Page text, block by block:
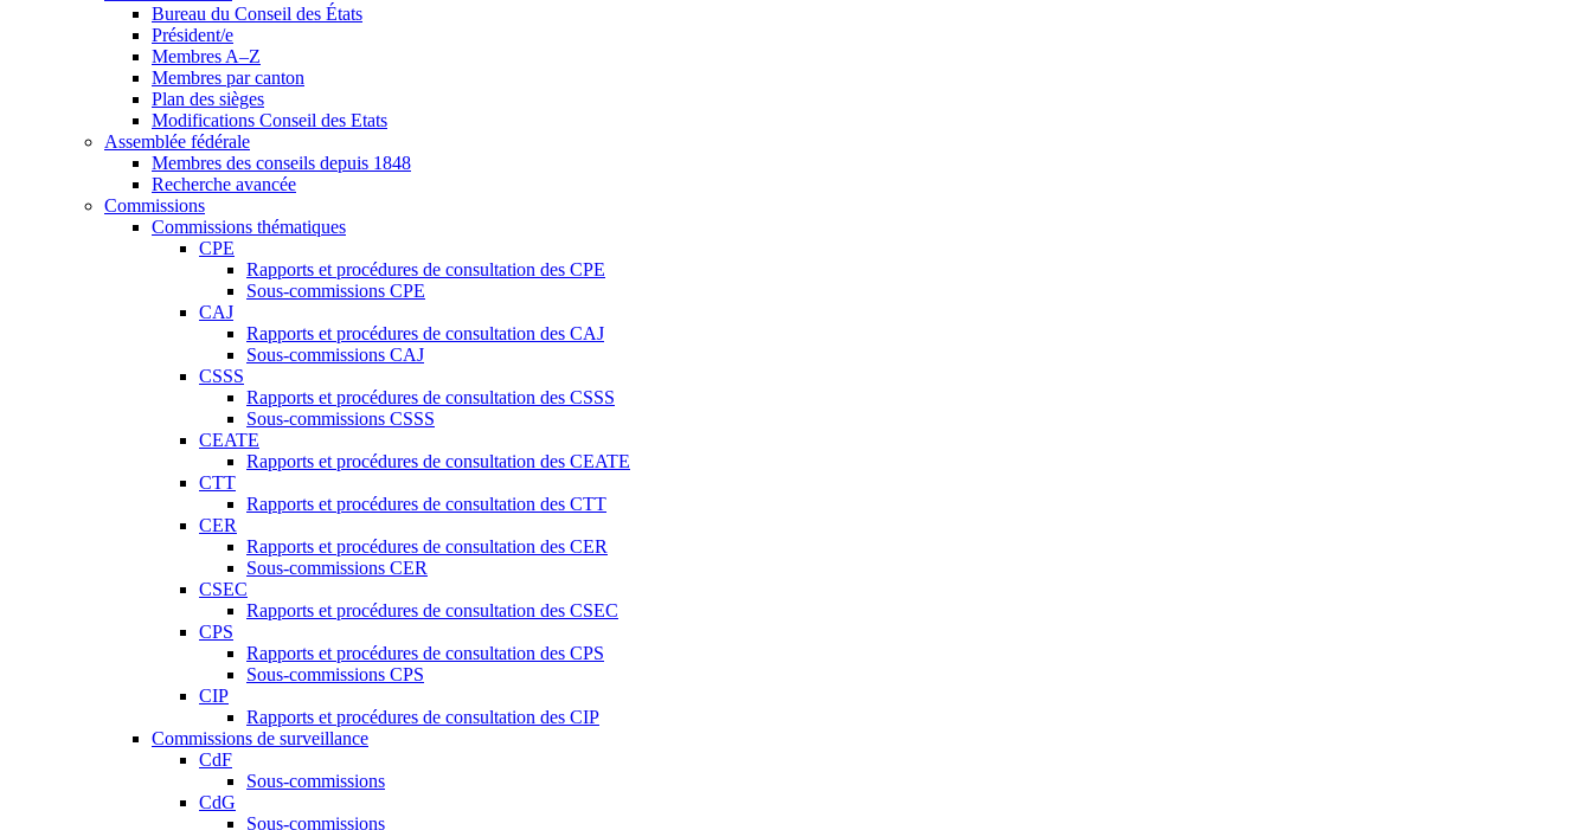
Bureau du Conseil des États
Président/e
Membres A–Z
Membres par canton
Plan des sièges
Modifications Conseil des Etats
Assemblée fédérale
Membres des conseils depuis 1848
Recherche avancée
Commissions
Commissions thématiques
CPE
Rapports et procédures de consultation des CPE
Sous-commissions CPE
CAJ
Rapports et procédures de consultation des CAJ
Sous-commissions CAJ
CSSS
Rapports et procédures de consultation des CSSS
Sous-commissions CSSS
CEATE
Rapports et procédures de consultation des CEATE
CTT
Rapports et procédures de consultation des CTT
CER
Rapports et procédures de consultation des CER
Sous-commissions CER
CSEC
Rapports et procédures de consultation des CSEC
CPS
Rapports et procédures de consultation des CPS
Sous-commissions CPS
CIP
Rapports et procédures de consultation des CIP
Commissions de surveillance
CdF
Sous-commissions
CdG
Sous-commissions